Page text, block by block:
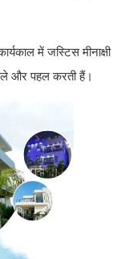
में जस्टिस मीनाक्षी
और पहल करती हैं।